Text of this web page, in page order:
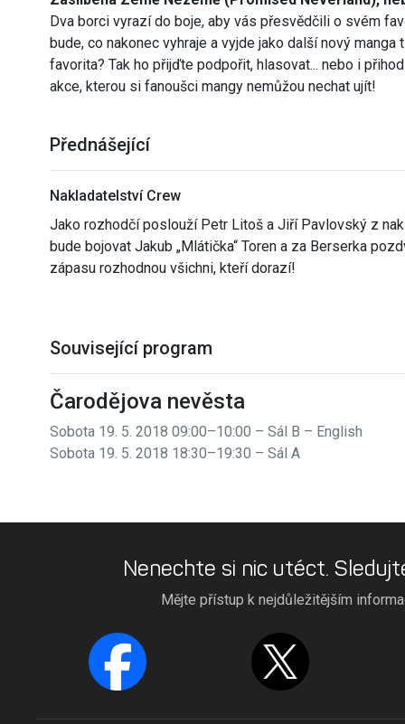
Dva borci vyrazí do boje, aby vás přesvědčili o svém
bude, co nakonec vyhraje a vyjde jako další nový
favorita? Tak ho přijďte podpořit, hlasovat... nebo i
akce, kterou si fanoušci mangy nemůžou nechat ujít!
Přednášející
Nakladatelství Crew
Jako rozhodčí poslouží Petr Litoš a Jiří Pavlovský z
bude bojovat Jakub „Mlátička“ Toren a za Berserka
zápasu rozhodnou všichni, kteří dorazí!
Související program
Čarodějova nevěsta
Sobota 19. 5. 2018 09:00–10:00 – Sál B – English
Sobota 19. 5. 2018 18:30–19:30 – Sál A
Nenechte si nic utéct.
Mějte přístup k nejdůležitějším